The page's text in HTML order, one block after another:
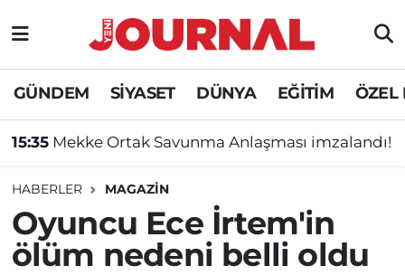
GÜNDEM SİYASET DÜNYA EĞİTİM ÖZEL
15:35 Mekke Ortak Savunma Anlaşması imzalandı!
HABERLER MAGAZİN
Oyuncu Ece İrtem'in
ölüm nedeni belli oldu
GÜNDEM
SİYASET
EĞİTİM
Nöbetçi Eczaneler
Hava Durumu
Süper Lig Puan Durumu ve Fikstür
Tüm Manşetler